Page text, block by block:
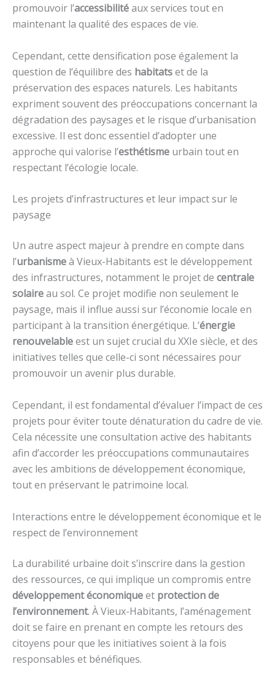
promouvoir l’accessibilitéaux services tout en
maintenant la qualité des espaces de vie.
Cependant, cette densification pose également la
question de l’équilibre des habitatset de la
préservation des espaces naturels. Les habitants
expriment souvent des préoccupations concernant la
dégradation des paysages et le risque d’urbanisation
excessive. Il est donc essentiel d’adopter une
approche qui valorise l’esthétisme urbain tout en
respectant l’écologie locale.
Les projets d’infrastructures et leur impact sur le
paysage
Un autre aspect majeur à prendre en compte dans
l’urbanismeà Vieux-Habitants est le développement
des infrastructures, notamment le projet de centrale
solaireau sol. Ce projet modifie non seulement le
paysage, mais il influe aussi sur l’économie locale en
participant à la transition énergétique. L’énergie
renouvelableest un sujet crucial du XXIe siècle, et des
initiatives telles que celle-ci sont nécessaires pour
promouvoir un avenir plus durable.
Cependant, il est fondamental d’évaluer l’impact de ces
projets pour éviter toute dénaturation du cadre de vie.
Cela nécessite une consultation active des habitants
afin d’accorder les préoccupations communautaires
avec les ambitions de développement économique,
tout en préservant le patrimoine local.
Interactions entre le développement économique et le
respect de l’environnement
La durabilité urbaine doit s’inscrire dans la gestion
des ressources, ce qui implique un compromis entre
développement économiqueet protection de
l’environnement. À Vieux-Habitants, l’aménagement
doit se faire en prenant en compte les retours des
citoyens pour que les initiatives soient à la fois
responsables et bénéfiques.